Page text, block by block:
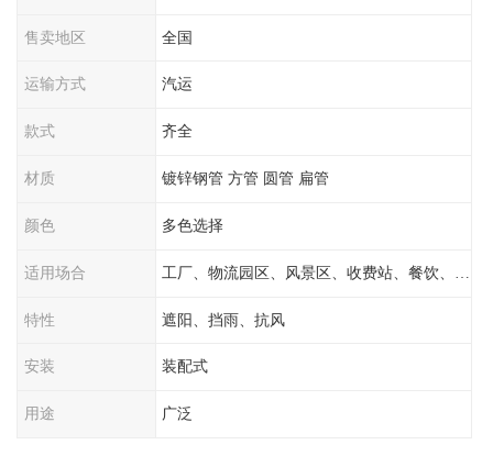
售卖地区 全国
运输方式 汽运
款式 齐全
材质 镀锌钢管 方管 圆管 扁管
颜色 多色选择
适用场合
特性 遮阳、挡雨、抗风
安装 装配式
用途 广泛